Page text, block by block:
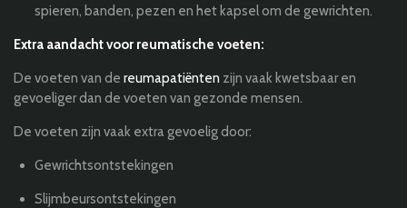
spieren, banden, pezen en het kapsel om de gewrichten.
Extra aandacht voor reumatische voeten:
De voeten van de reumapatiënten zijn vaak kwetsbaar en
gevoeliger dan de voeten van gezonde mensen.
De voeten zijn vaak extra gevoelig door:
Gewrichtsontstekingen
Slijmbeursontstekingen